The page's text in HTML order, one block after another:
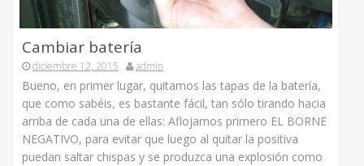
Cambiar batería
diciembre 12, 2015 admin
Bueno, en primer lugar, quitamos las tapas de la batería,
que como sabéis, es bastante fácil, tan sólo tirando hacia
arriba de cada una de ellas: Aflojamos primero EL BORNE
NEGATIVO, para evitar que luego al quitar la positiva
puedan saltar chispas y se produzca una explosión como